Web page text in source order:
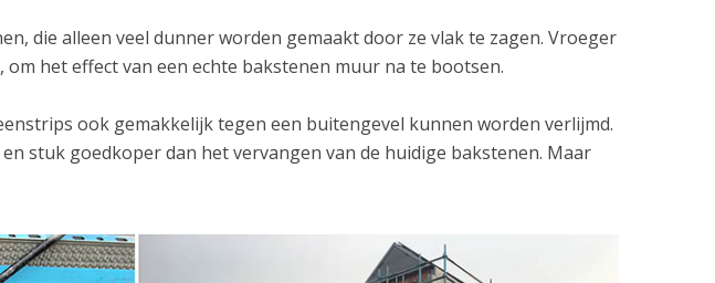
die alleen veel dunner worden gemaakt door ze vlak te zagen. Vroeger
het effect van een echte bakstenen muur na te bootsen.
ook gemakkelijk tegen een buitengevel kunnen worden verlijmd.
stuk goedkoper dan het vervangen van de huidige bakstenen. Maar